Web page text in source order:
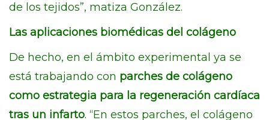
de los tejidos”, matiza González.
Las aplicaciones biomédicas del colágeno
De hecho, en el ámbito experimental ya se
está trabajando con parches de colágeno
como estrategia para la regeneración cardíaca
tras un infarto. “En estos parches, el colágeno